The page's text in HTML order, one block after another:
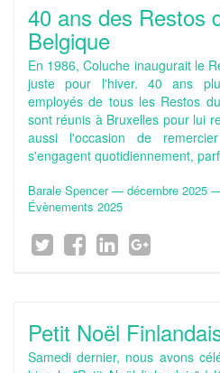
40 ans des Restos
Belgique
En 1986, Coluche inaugurait le
juste pour l'hiver. 40 ans
employés de tous les Restos
sont réunis à Bruxelles pour lui
aussi l'occasion de
s'engagent quotidiennement,
Barale Spencer— décembre 2025
Évènements 2025
Petit Noël
Samedi dernier, nous avons